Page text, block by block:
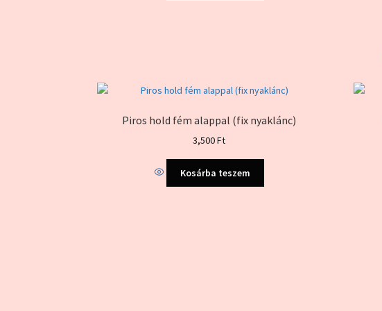
Piros hold fém alappal (fix nyaklánc)
3,500Ft
Kosárba teszem